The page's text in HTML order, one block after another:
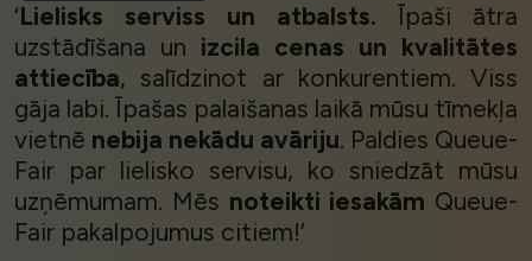
‘Lielisks serviss un atbalsts. Īpaši ātra
uzstādīšana un izcila cenas un kvalitātes
attiecība, salīdzinot ar konkurentiem. Viss
gāja labi. Īpašas palaišanas laikā mūsu tīmekļa
vietnē nebija nekādu avāriju. Paldies Queue-
Fair par lielisko servisu, ko sniedzāt mūsu
uzņēmumam. Mēs noteikti iesakām Queue-
Fair pakalpojumus citiem!’